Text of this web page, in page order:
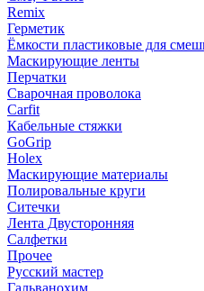
Remix
Герметик
Ёмкости пластиковые для
Маскирующие ленты
Перчатки
Сварочная проволока
Carfit
Кабельные стяжки
GoGrip
Holex
Маскирующие материалы
Полировальные круги
Ситечки
Лента Двусторонняя
Салфетки
Прочее
Русский мастер
Гальванохим